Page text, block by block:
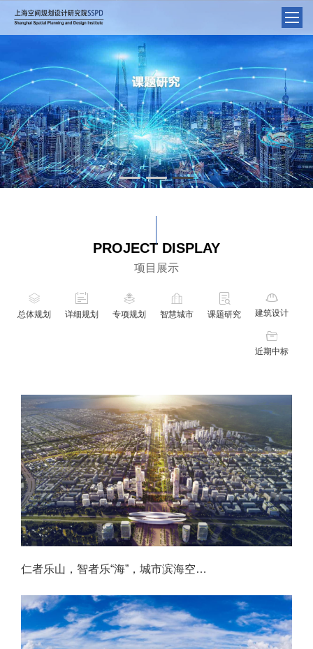
PROJECT DISPLAY
项目展示

总体规划

详细规划

专项规划

智慧城市

课题研究

建筑设计

近期中标
仁者乐山，智者乐“海”，城市滨海空间正在成为人们追求生活品质的心灵港湾